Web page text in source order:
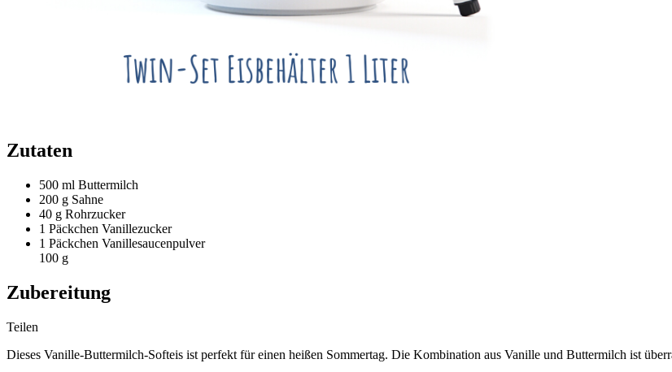
Zutaten
500 ml Buttermilch
200 g Sahne
40 g Rohrzucker
1 Päckchen Vanillezucker
1 Päckchen Vanillesaucenpulver
100 g
Zubereitung
Teilen
Dieses Vanille-Buttermilch-Softeis ist perfekt für einen heißen Sommertag. Die Kombination aus Vanille und Buttermilch ist